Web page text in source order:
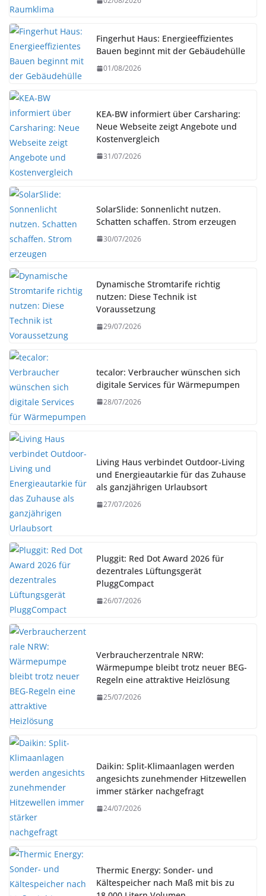
Fingerhut Haus: Energieeffizientes
Bauen beginnt mit der Gebäudehülle
01/08/2026
KEA-BW informiert über Carsharing:
Neue Webseite zeigt Angebote und
Kostenvergleich
31/07/2026
SolarSlide: Sonnenlicht nutzen.
Schatten schaffen. Strom erzeugen
30/07/2026
Dynamische Stromtarife richtig
nutzen: Diese Technik ist
Voraussetzung
29/07/2026
tecalor: Verbraucher wünschen sich
digitale Services für Wärmepumpen
28/07/2026
Living Haus verbindet Outdoor-Living
und Energieautarkie für das Zuhause
als ganzjährigen Urlaubsort
27/07/2026
Pluggit: Red Dot Award 2026 für
dezentrales Lüftungsgerät
PluggCompact
26/07/2026
Verbraucherzentrale NRW:
Wärmepumpe bleibt trotz neuer BEG-
Regeln eine attraktive Heizlösung
25/07/2026
Daikin: Split-Klimaanlagen werden
angesichts zunehmender Hitzewellen
immer stärker nachgefragt
24/07/2026
Thermic Energy: Sonder- und
Kältespeicher nach Maß mit bis zu